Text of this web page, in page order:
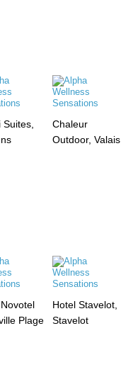
Chaleur
Outdoor, Valais
Plage
Hotel Stavelot,
Stavelot